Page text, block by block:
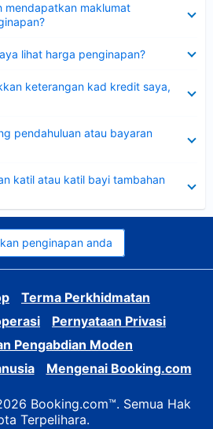
mendapatkan maklumat
lihat harga penginapan?
keterangan kad kredit saya,
pendahuluan atau bayaran
katil atau katil bayi tambahan
penginapan anda
Terma Perkhidmatan
Pernyataan Privasi
Pengabdian Moden
Mengenai Booking.com
Booking.com™. Semua Hak
Terpelihara.